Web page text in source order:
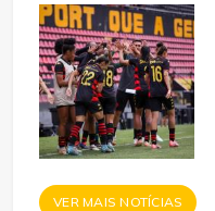
VER MAIS NOTÍCIAS